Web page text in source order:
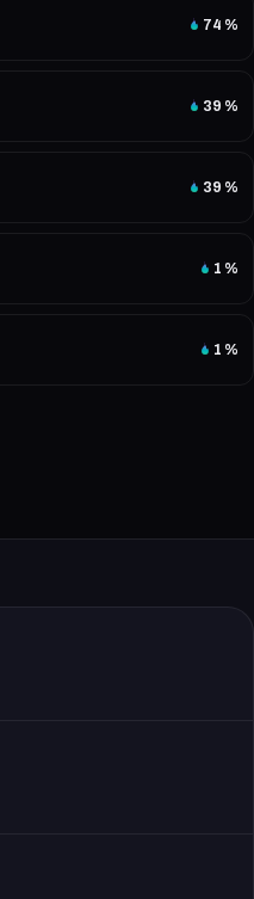
74 %
39 %
39 %
1 %
1 %